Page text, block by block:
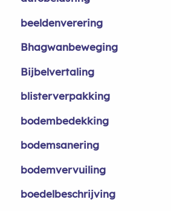
beeldenverering
Bhagwanbeweging
Bijbelvertaling
blisterverpakking
bodembedekking
bodemsanering
bodemvervuiling
boedelbeschrijving